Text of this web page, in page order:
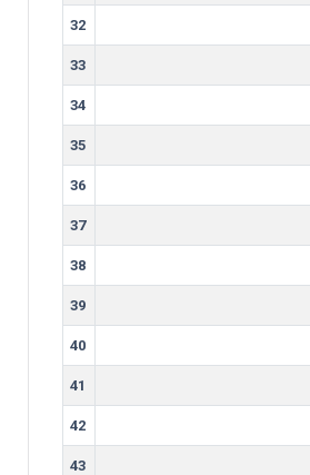
32
33
34
35
36
37
38
39
40
41
42
43